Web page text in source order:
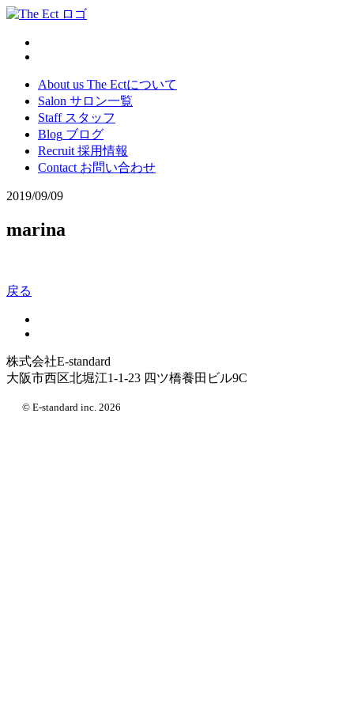
About us The Ectについて
Salon サロン一覧
Staff スタッフ
Blog ブログ
Recruit 採用情報
Contact お問い合わせ
2019/09/09
marina
戻る
株式会社E-standard
大阪市西区北堀江1-1-23 四ツ橋養田ビル9C
© E-standard inc. 2026